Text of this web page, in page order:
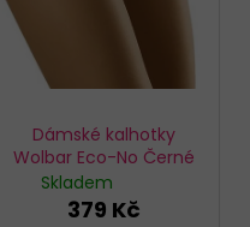
Dámské kalhotky
Wolbar Eco-No Černé
Skladem
379 Kč